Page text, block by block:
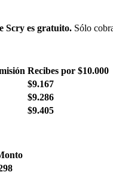
Scry es gratuito. Sólo
Recibes por $10.000
$9.167
$9.286
$9.405